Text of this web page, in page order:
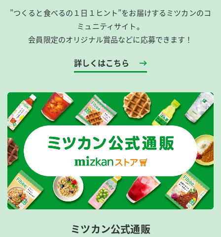
”つくると食べるの１日１ヒント”をお届けするミツカンのコ
ミュニティサイト。
会員限定のオリジナル賞品などに応募できます！
詳しくはこちら
ミツカン公式通販